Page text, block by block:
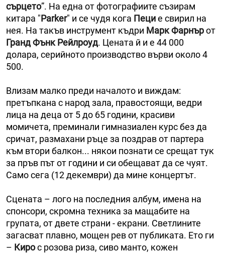
сърцето”. На една от фотографиите съзирам
китара "Parker" и се чудя кога Пецие свирил на
нея. На такъв инструмент къдри Марк Фарнърот
Гранд Фънк Рейлроуд. Цената й и е 44 000
долара, серийното производство върви около 4
500.
Влизам малко преди началото и виждам:
претъпкана с народ зала, правостоящи, ведри
лица на деца от 5 до 65 години, красиви
момичета, преминали гимназиален курс без да
сричат, размахани ръце за поздрав от партера
към втори балкон... някои познати се срещат тук
за пръв път от години и си обещават да се чуят.
Само сега (12 декември) да мине концертът.
Сцената – лого на последния албум, имена на
спонсори, скромна техника за мащабите на
групата, от двете страни - екрани. Светлините
загасват плавно, мощен рев от публиката. Ето ги
– Кирос розова риза, сиво манто, кожен